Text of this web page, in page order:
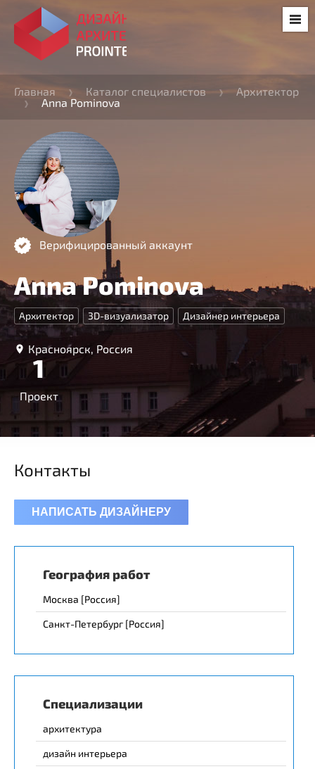
Главная Каталог специалистов
Архитектор
Anna Pominova
Верифицированный аккаунт
Anna Pominova
Архитектор 3D-визуализатор Дизайнер интерьера
Красноярск, Россия
1
Проект
Контакты
НАПИСАТЬ ДИЗАЙНЕРУ
География работ
Москва [Россия]
Санкт-Петербург [Россия]
Специализации
архитектура
дизайн интерьера